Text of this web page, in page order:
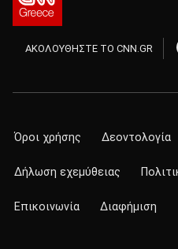
ΑΚΟΛΟΥΘΗΣΤΕ ΤΟ CNN.GR
Όροι χρήσης Δεοντολογία
Δήλωση εχεμύθειας
Επικοινωνία Διαφήμιση